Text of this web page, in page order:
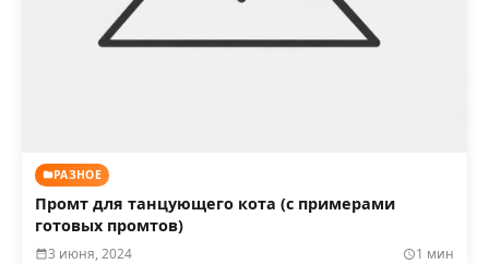
РАЗНОЕ
Промт для танцующего кота (с примерами
готовых промтов)
3 июня, 2024 1 мин